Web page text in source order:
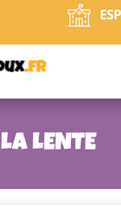
LA LENTE